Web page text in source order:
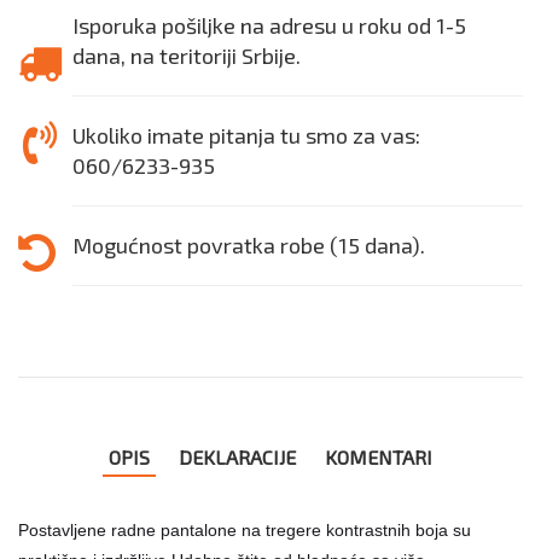
Isporuka pošiljke na adresu u roku od 1-5
dana, na teritoriji Srbije.
Ukoliko imate pitanja tu smo za vas:
060/6233-935
Mogućnost povratka robe (15 dana).
OPIS DEKLARACIJE KOMENTARI
Postavljene radne pantalone na tregere kontrastnih boja su